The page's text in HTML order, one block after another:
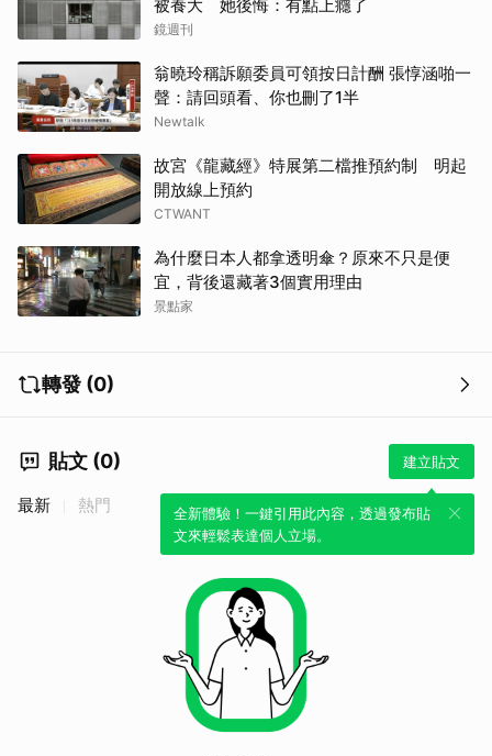
被養大 她後悔：有點上癮了
鏡週刊
翁曉玲稱訴願委員可領按日計酬 張惇涵啪一
聲：請回頭看、你也刪了1半
Newtalk
故宮《龍藏經》特展第二檔推預約制 明起
開放線上預約
CTWANT
為什麼日本人都拿透明傘？原來不只是便
宜，背後還藏著3個實用理由
景點家
轉發 (0)
貼文 (0) 建立貼文
全新體驗！一鍵引用此內容，透過發布貼
文來輕鬆表達個人立場。
最新 熱門